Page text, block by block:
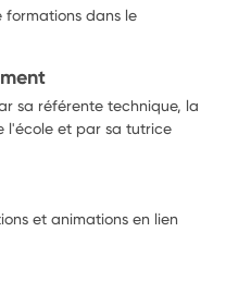
formations dans le
sa référente technique, la
l'école et par sa tutrice
et animations en lien